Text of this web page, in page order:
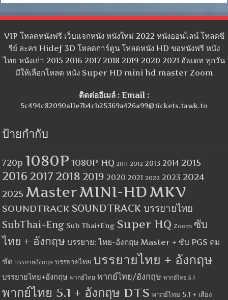
VIP โหลดหนังฟรี เว็บแจกหนัง หนังใหม่ 2022 หนังออนไลน์ โหลดซี
รีย์ ละคร Hidef 3D โหลดการ์ตูน โหลดหนัง HD ขอหนังฟรี หนัง
ไทย หนังเก่า 2015 2016 2017 2018 2019 2020 2021 อัพเดท ทุกวัน
มีให้เลือกโหลด หนัง Super HD mini hd master Zoom
ติดต่ออีเมล์ : Email :
5c494c82090a11e7b4cb25369a426a99@tickets.tawk.to
ป้ายกำกับ
720p 1080P 1080P HQ 2011 2012 2013 2014 2015
2016 2017 2018 2019 2020 2021 2022 2023 2024
2025 MasterMINI-HDMKV
SOUNDTRACK SOUNDTRACK บรรยายไทย
SubThai+Eng Sub Thai+Eng Super HQ Zoom ซับ
ไทย + อังกฤษ บรรยาย: ไทย-อังกฤษ Master + ซับ PGS คม
ชัด บรรยายอังกฤษ บรรยายไทย บรรยายไทย + อังกฤษ
บรรยายไทย+อังกฤษ พากย์ไทย พากย์ไทย/อังกฤษ พากย์ไทย 5.1
พากย์ไทย 5.1 + อังกฤษ DTS พากย์ไทย 5.1 + เสียง